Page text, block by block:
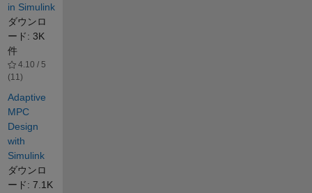
in Simulink
ダウンロ
ード: 3K
件
4.10 / 5
(11)
Adaptive
MPC
Design
with
Simulink
ダウンロ
ード: 7.1K